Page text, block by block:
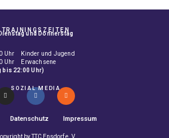
TRAININGSZEITEN
Dienstag und Donnerstag
Uhr Kinder und Jugend
Uhr Erwachsene
bis 22:00 Uhr)
SOZIAL MEDIA
Datenschutz Impressum
by TTC Ensdorf e. V.